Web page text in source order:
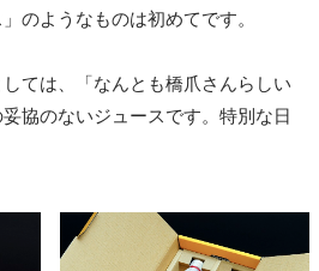
のようなものは初めてです。
ては、「なんとも橋爪さんらしい
協のないジュースです。特別な日